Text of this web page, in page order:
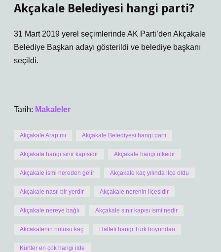
Akçakale Belediyesi hangi parti?
31 Mart 2019 yerel seçimlerinde AK Parti’den Akçakale
Belediye Başkan adayı gösterildi ve belediye başkanı
seçildi.
Tarih: Makaleler
Akçakale Arap mı Akçakale Belediyesi hangi parti
Akçakale hangi sınır kapısıdır Akçakale hangi ülkedir
Akçakale ismi nereden gelir Akçakale kaç yılında ilçe oldu
Akçakale nasıl bir yerdir Akçakale nerenin ilçesidir
Akçakale nereye bağlı Akçakale sınır kapısı ismi nedir
Akcakalenin nüfusu kaç Halfeti hangi Türk boyundan
Kürtler en çok hangi ilde